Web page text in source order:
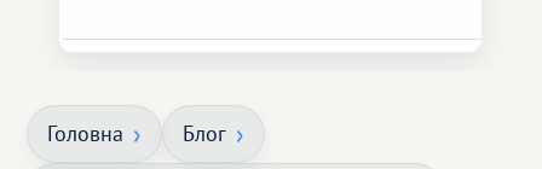
Головна Блог